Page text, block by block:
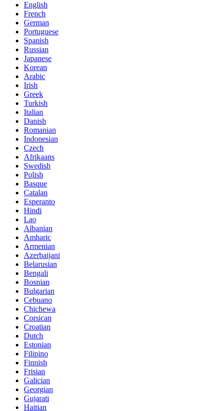
English
French
German
Portuguese
Spanish
Russian
Japanese
Korean
Arabic
Irish
Greek
Turkish
Italian
Danish
Romanian
Indonesian
Czech
Afrikaans
Swedish
Polish
Basque
Catalan
Esperanto
Hindi
Lao
Albanian
Amharic
Armenian
Azerbaijani
Belarusian
Bengali
Bosnian
Bulgarian
Cebuano
Chichewa
Corsican
Croatian
Dutch
Estonian
Filipino
Finnish
Frisian
Galician
Georgian
Gujarati
Haitian